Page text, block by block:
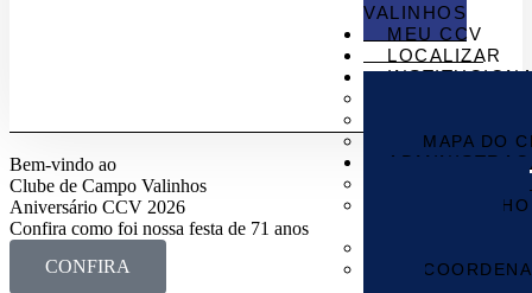
VALINHOS
MEU CCV
LOCALIZAR
MAPA DO
CONSELHO
Bem-vindo ao
Clube de Campo Valinhos
Aniversário CCV 2026
Confira como foi nossa festa de 71 anos
CONFIRA